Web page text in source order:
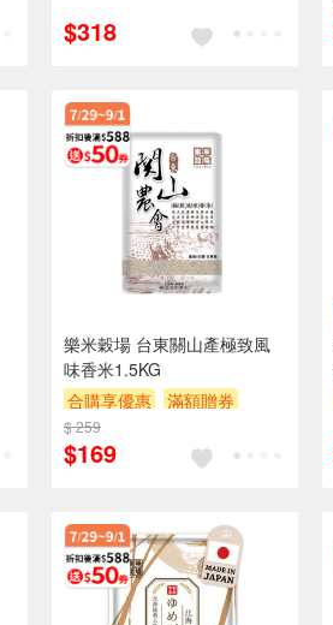
$318
樂米穀場 台東關山產極致風
味香米1.5KG
合購享優惠
滿額贈券
贈$200
$ 259
$169